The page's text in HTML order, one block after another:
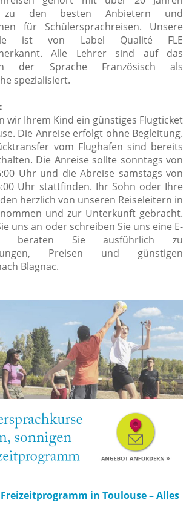
zu den besten Anbietern und
für Schülersprachreisen. Unsere
ist von Label Qualité FLE
Alle Lehrer sind auf das
der Sprache Französisch als
spezialisiert.
wir Ihrem Kind ein günstiges Flugticket
Die Anreise erfolgt ohne Begleitung.
vom Flughafen sind bereits
Die Anreise sollte sonntags von
Uhr und die Abreise samstags von
Uhr stattfinden. Ihr Sohn oder Ihre
herzlich von unseren Reiseleitern in
und zur Unterkunft gebracht.
uns an oder schreiben Sie uns eine E-
beraten Sie ausführlich zu
Preisen und günstigen
Blagnac.
Freizeitprogramm in Toulouse – Alles